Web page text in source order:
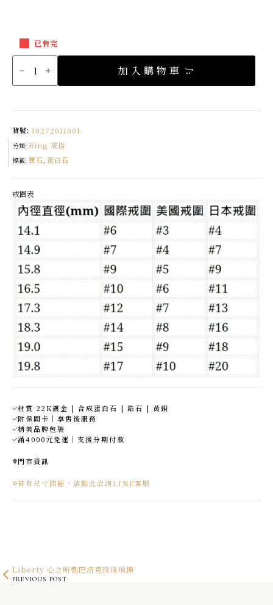
已售完
FIRST
LOVE
的
蛋
戒
數
加入購物車
貨號: 10272011001
分類: Ring 戒指
標籤: 寶石, 蛋白石
戒圍表
材質 22K鍍金 | 合成蛋白石 | 鋯石 | 黃銅
附保固卡｜享售後服務
精美品牌包裝
滿4000元免運｜支援分期付款
門市資訊
若有尺寸問題，請點此洽詢LINE客服
Liberty 心之所嚮巴洛克珍珠項鍊
PREVIOUS POST